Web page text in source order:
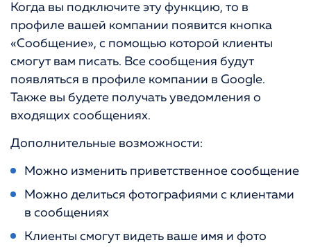
Когда вы подключите эту функцию, то в
профиле вашей компании появится кнопка
«Сообщение», с помощью которой клиенты
смогут вам писать. Все сообщения будут
появляться в профиле компании в Google.
Также вы будете получать уведомления о
входящих сообщениях.
Дополнительные возможности:
Можно изменить приветственное сообщение
Можно делиться фотографиями с клиентами
в сообщениях
Клиенты смогут видеть ваше имя и фото